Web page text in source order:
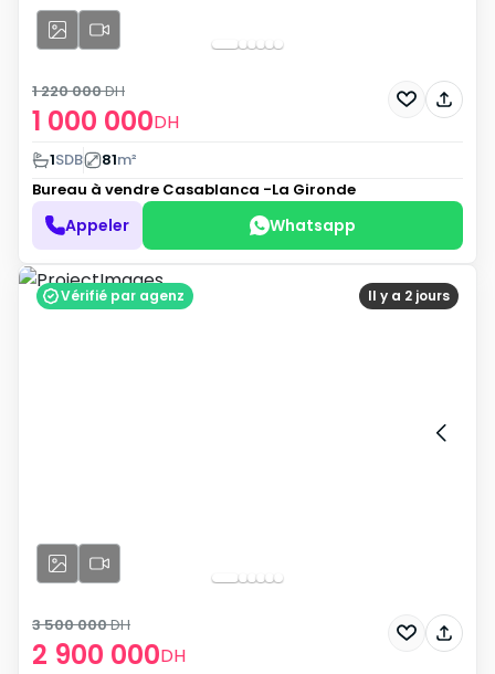
1 000 000DH
1 220 000DH
1SDB 81m²
Bureau à vendre Casablanca -La Gironde
Appeler Whatsapp
Il y a 2 jours
Vérifié par agenz
2 900 000DH
3 500 000DH